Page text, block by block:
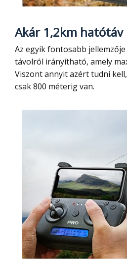
Akár 1,2km hatótáv
Az egyik fontosabb jellemzője az, hogy viszonylag
távolról irányítható, amely
Viszont annyit azért tudni
csak 800 méterig van.